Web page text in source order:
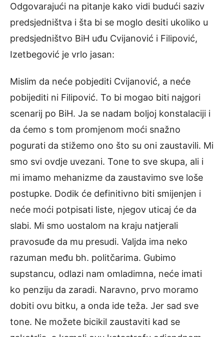
Odgovarajući na pitanje kako vidi budući saziv
predsjedništva i šta bi se moglo desiti ukoliko u
predsjedništvo BiH uđu Cvijanović i Filipović,
Izetbegović je vrlo jasan:
Mislim da neće pobjediti Cvijanović, a neće
pobijediti ni Filipović. To bi mogao biti najgori
scenarij po BiH. Ja se nadam boljoj konstalaciji i
da ćemo s tom promjenom moći snažno
pogurati da stižemo ono što su oni zaustavili. Mi
smo svi ovdje uvezani. Tone to sve skupa, ali i
mi imamo mehanizme da zaustavimo sve loše
postupke. Dodik će definitivno biti smijenjen i
neće moći potpisati liste, njegov uticaj će da
slabi. Mi smo uostalom na kraju natjerali
pravosuđe da mu presudi. Valjda ima neko
razuman među bh. politčarima. Gubimo
supstancu, odlazi nam omladimna, neće imati
ko penziju da zaradi. Naravno, prvo moramo
dobiti ovu bitku, a onda ide teža. Jer sad sve
tone. Ne možete bicikil zaustaviti kad se